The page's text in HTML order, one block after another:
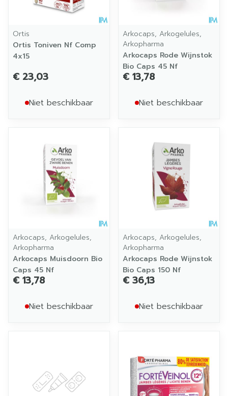
Ortis
Ortis Toniven Nf Comp
4x15
€ 23,03
Niet beschikbaar
Arkocaps, Arkogelules,
Arkopharma
Arkocaps Rode Wijnstok
Bio Caps 45 Nf
€ 13,78
Niet beschikbaar
Arkocaps, Arkogelules,
Arkopharma
Arkocaps Muisdoorn Bio
Caps 45 Nf
€ 13,78
Niet beschikbaar
Arkocaps, Arkogelules,
Arkopharma
Arkocaps Rode Wijnstok
Bio Caps 150 Nf
€ 36,13
Niet beschikbaar